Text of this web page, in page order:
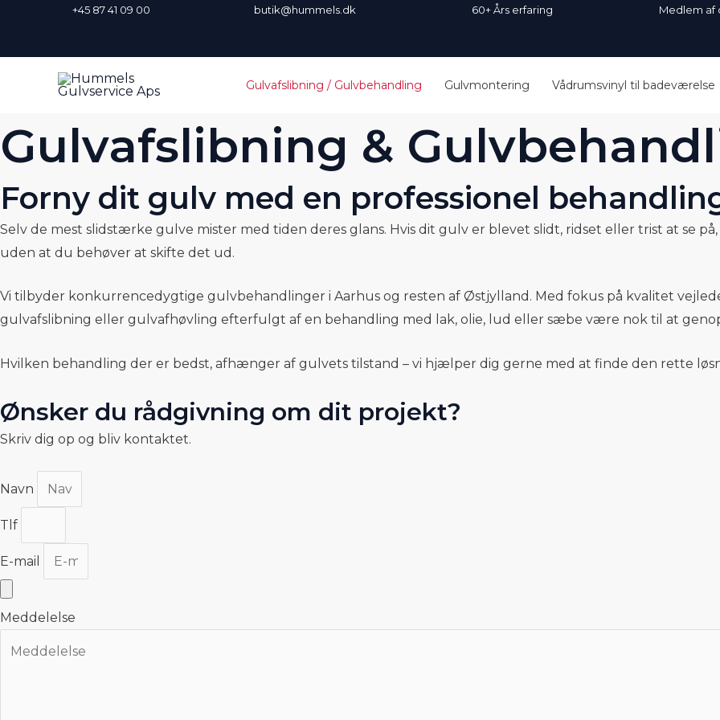
indholdet
+45 87 41 09 00 butik@hummels.dk 60+ Års erfaring Medlem af
Gulvafslibning / Gulvbehandling Gulvmontering Vådrumsvinyl til badeværelse
Gulvafslibning &
Forny dit gulv med en professionel
Selv de mest slidstærke gulve mister med tiden deres glans. Hvis dit gulv er blevet slidt, ridset eller trist at se
uden at du behøver at skifte det ud.
Vi tilbyder konkurrencedygtige gulvbehandlinger i Aarhus og resten af Østjylland. Med fokus på kvalitet
gulvafslibning eller gulvafhøvling efterfulgt af en behandling med lak, olie, lud eller sæbe være nok til at
Hvilken behandling der er bedst, afhænger af gulvets tilstand – vi hjælper dig gerne med at finde den rette
Ønsker du rådgivning om dit projekt?
Skriv dig op og bliv kontaktet.
Navn
Tlf
E-mail
Meddelelse